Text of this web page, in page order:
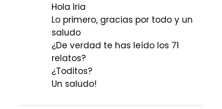
Hola Iria
Lo primero, gracias por todo y un
saludo
¿De verdad te has leído los 71
relatos?
¿Toditos?
Un saludo!